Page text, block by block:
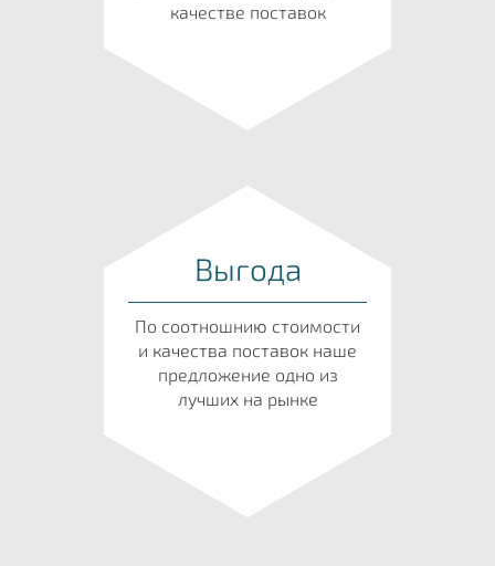
качестве поставок
Выгода
По соотношнию стоимости
и качества поставок наше
предложение одно из
лучших на рынке